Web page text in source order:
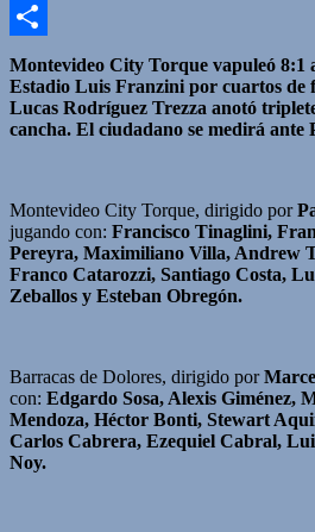
Facebook
Compartir
Montevideo City Torque vapuleó 8:1
Estadio Luis Franzini por cuartos de
Lucas Rodríguez Trezza anotó
cancha. El ciudadano se medirá ante
Montevideo City Torque, dirigido por
jugando con: Francisco Tinaglini,
Pereyra, Maximiliano Villa, Andrew
Franco Catarozzi, Santiago Costa,
Zeballos y Esteban Obregón.
Barracas de Dolores, dirigido por
con: Edgardo Sosa, Alexis Giménez,
Mendoza, Héctor Bonti, Stewart
Carlos Cabrera, Ezequiel Cabral,
Noy.